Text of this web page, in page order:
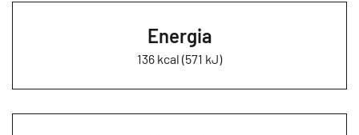
Energia
136 kcal (571 kJ)